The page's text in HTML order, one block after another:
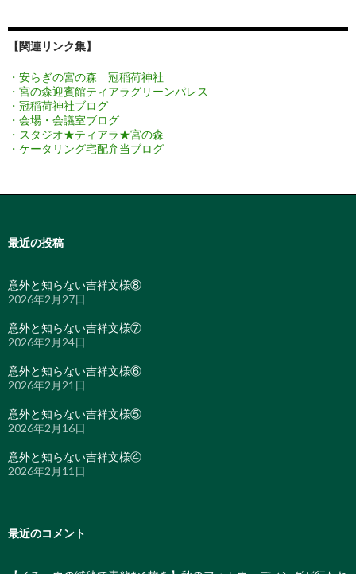
【関連リンク集】
・安らぎの宮の森 冠稲荷神社
・宮の森迎賓館ティアラグリーンパレス
・冠稲荷神社ブログ
・会場・会議室ブログ
・スタジオ★ティアラ★宮の森
・ケータリング宅配弁当ブログ
最近の投稿
意外と知らない吉祥文様⑧
2026年2月27日
意外と知らない吉祥文様⑦
2026年2月24日
意外と知らない吉祥文様⑥
2026年2月21日
意外と知らない吉祥文様⑤
2026年2月16日
意外と知らない吉祥文様④
2026年2月11日
最近のコメント